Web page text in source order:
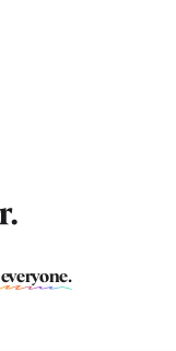
everyone.